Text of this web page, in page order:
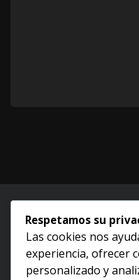
Respetamos su
Las cookies nos
experiencia, ofrecer
personalizado y